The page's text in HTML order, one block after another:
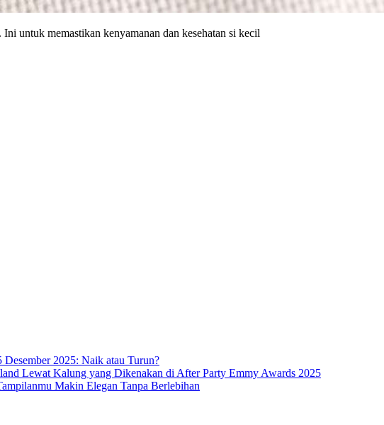
untuk memastikan kenyamanan dan kesehatan si kecil
2025: Naik atau Turun?
Lewat Kalung yang Dikenakan di After Party Emmy Awards 2025
Makin Elegan Tanpa Berlebihan